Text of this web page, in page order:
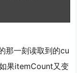
那一刻读取到的cu
果itemCount又变